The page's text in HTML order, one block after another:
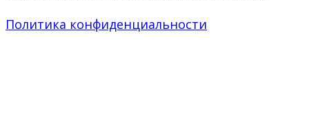
Политика конфиденциальности